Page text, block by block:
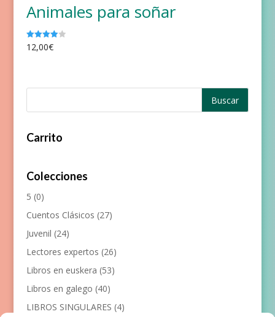
Animales para soñar
Valorado
con
12,00€
Carrito
Colecciones
5 (0)
Cuentos Clásicos (27)
Juvenil (24)
Lectores expertos (26)
Libros en euskera (53)
Libros en galego (40)
LIBROS SINGULARES (4)